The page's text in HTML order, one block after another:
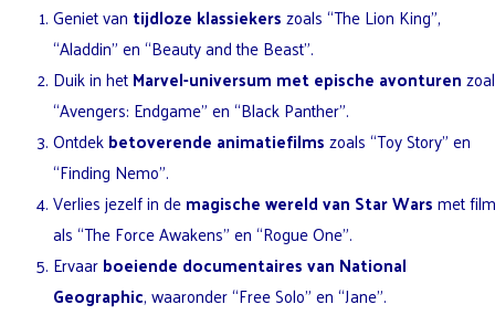
Geniet van tijdloze klassiekerszoals “The Lion King”,
“Aladdin” en “Beauty and the Beast”.
Duik in hetMarvel-universum met epische avonturen
“Avengers: Endgame” en “Black Panther”.
Ontdekbetoverende animatiefilmszoals “Toy Story” en
“Finding Nemo”.
Verlies jezelf in demagische wereld van Star Warsmet
als “The Force Awakens” en “Rogue One”.
Ervaarboeiende documentaires van National
Geographic, waaronder “Free Solo” en “Jane”.